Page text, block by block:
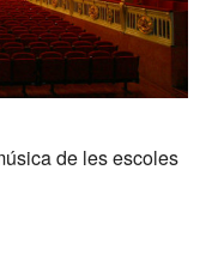
de les escoles